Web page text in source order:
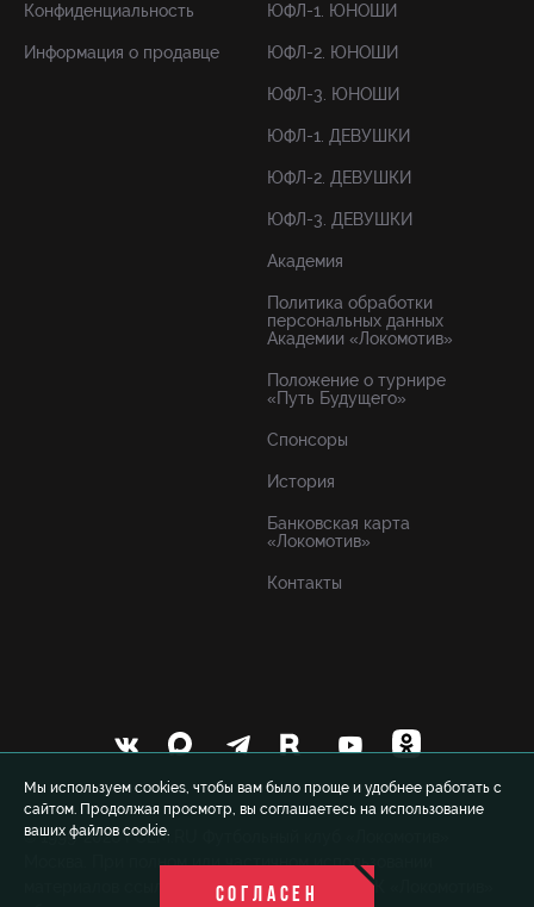
Мы используем cookies, чтобы вам было проще и удобнее работать с
сайтом. Продолжая просмотр, вы соглашаетесь на использование
ваших файлов cookie.
СОГЛАСЕН
Конфиденциальность
Информация о продавце
ЮФЛ-1. ЮНОШИ
ЮФЛ-2. ЮНОШИ
ЮФЛ-3. ЮНОШИ
ЮФЛ-1. ДЕВУШКИ
ЮФЛ-2. ДЕВУШКИ
ЮФЛ-3. ДЕВУШКИ
Академия
Политика обработки
персональных данных
Академии «Локомотив»
Положение о турнире
«Путь Будущего»
Спонсоры
История
Банковская карта
«Локомотив»
Контакты
© 1999-2026 FCLM.RU Футбольный клуб «Локомотив»
Москва. При полном или частичном использовании
материалов ссылка на официальный сайт ФК «Локомотив»